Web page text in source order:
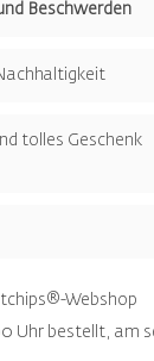
Beschwerden
tolles Geschenk
Webshop
Uhr bestellt, am